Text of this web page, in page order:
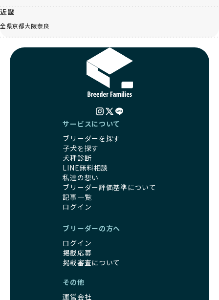
近畿
全県京都大阪奈良
サービスについて
ブリーダーを探す
子犬を探す
犬種診断
LINE無料相談
私達の想い
ブリーダー評価基準について
記事一覧
ログイン
ブリーダーの方へ
ログイン
掲載応募
掲載審査について
その他
運営会社